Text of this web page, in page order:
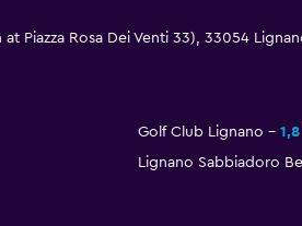
Piazza Rosa Dei Venti 33), 33054
Golf Club Lignano
Lignano Sabbiadoro